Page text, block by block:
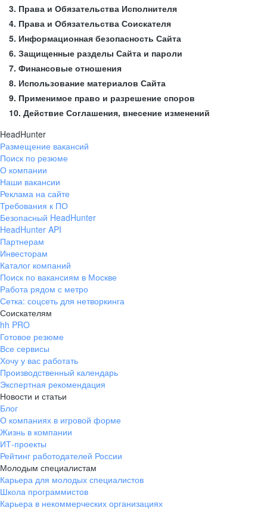
3. Права и Обязательства Исполнителя
4. Права и Обязательства Соискателя
5. Информационная безопасность Сайта
6. Защищенные разделы Сайта и пароли
7. Финансовые отношения
8. Использование материалов Сайта
9. Применимое право и разрешение споров
10. Действие Соглашения, внесение изменений
HeadHunter
Размещение вакансий
Поиск по резюме
О компании
Наши вакансии
Реклама на сайте
Требования к ПО
Безопасный HeadHunter
HeadHunter API
Партнерам
Инвесторам
Каталог компаний
Поиск по вакансиям в Москве
Работа рядом с метро
Сетка: соцсеть для нетворкинга
Соискателям
hh PRO
Готовое резюме
Все сервисы
Хочу у вас работать
Производственный календарь
Экспертная рекомендация
Новости и статьи
Блог
О компаниях в игровой форме
Жизнь в компании
ИТ-проекты
Рейтинг работодателей России
Молодым специалистам
Карьера для молодых специалистов
Школа программистов
Карьера в некоммерческих организациях